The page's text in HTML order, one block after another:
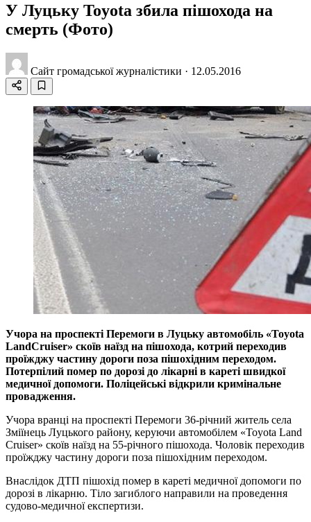
У Луцьку Toyota збила пішохода на
смерть (Фото)
Сайт громадської журналістики · 12.05.2016
Учора на проспекті Перемоги в Луцьку автомобіль «Toyota
LandCruiser» скоїв наїзд на пішохода, котрий переходив
проїжджу частину дороги поза пішохідним переходом.
Потерпілий помер по дорозі до лікарні в кареті швидкої
медичної допомоги. Поліцейські відкрили кримінальне
провадження.
Учора вранці на проспекті Перемоги 36-річний житель села
Зміїнець Луцького району, керуючи автомобілем «Toyota Land
Cruiser» скоїв наїзд на 55-річного пішохода. Чоловік переходив
проїжджу частину дороги поза пішохідним переходом.
Внаслідок ДТП пішохід помер в кареті медичної допомоги по
дорозі в лікарню. Тіло загиблого направили на проведення
судово-медичної експертизи.